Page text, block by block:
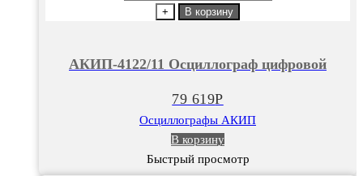
цифровой
+ В корзину
АКИП-4122/11 Осциллограф цифровой
79 619Р
Осциллографы АКИП
В корзину
Быстрый просмотр